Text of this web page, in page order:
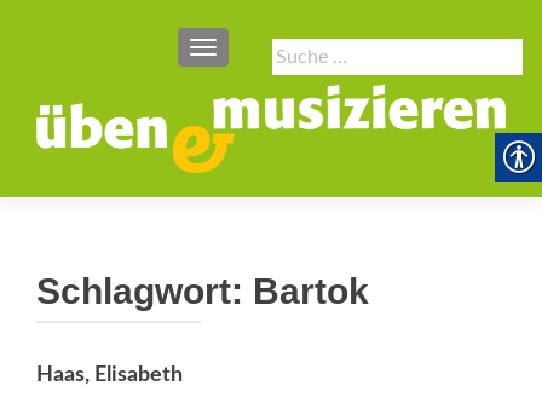
Suche
nach:
SCHALTE NAVIGATION
Schlagwort: Bartok
Haas, Elisabeth